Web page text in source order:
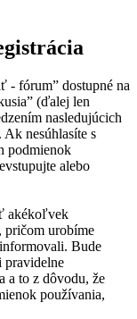
- fórum” dostupné na
(ďalej len
nasledujúcich
nesúhlasíte s
podmienok
alebo
akékoľvek
pričom urobíme
Bude
pravidelne
a to z dôvodu, že
používania,